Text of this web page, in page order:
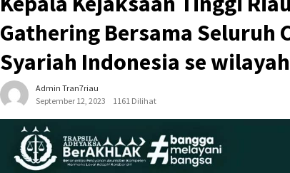
Gathering Bersama Seluruh
Syariah Indonesia se
Admin Tran7riau
September 12, 2023
1161 Dilihat